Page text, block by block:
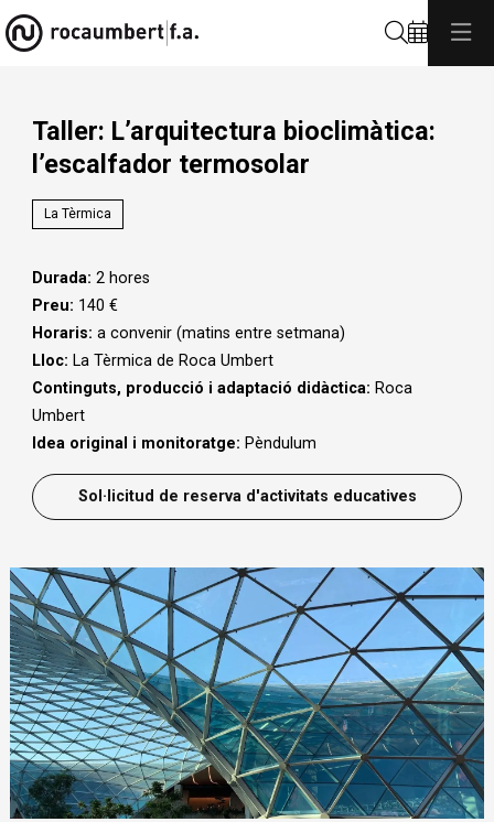
Taller: L’arquitectura bioclimàtica:
l’escalfador termosolar
La Tèrmica
Durada: 2 hores
Preu: 140 €
Horaris: a convenir (matins entre setmana)
Lloc: La Tèrmica de Roca Umbert
Continguts, producció i adaptació didàctica: Roca
Umbert
Idea original i monitoratge: Pèndulum
Sol·licitud de reserva d'activitats educatives